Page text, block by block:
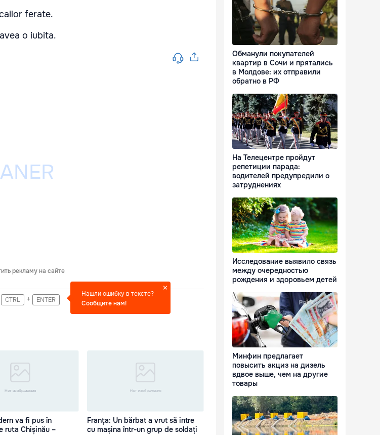
ferate.
o iubita.
рекламу на сайте
CTRL + ENTER
Нашли ошибку в тексте?
Сообщите нам!
va fi pus în
ruta Chișinău –
Franța: Un bărbat a vrut să intre
cu mașina într-un grup de soldați
Обманули покупателей
квартир в Сочи и прятались
в Молдове: их отправили
обратно в РФ
На Телецентре пройдут
репетиции парада:
водителей предупредили о
затруднениях
Исследование выявило связь
между очередностью
рождения и здоровьем детей
Минфин предлагает
повысить акциз на дизель
вдвое выше, чем на другие
товары